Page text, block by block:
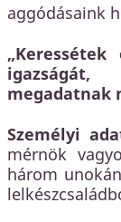
aggódásaink
megadatnak
Személyi
mérnök
három